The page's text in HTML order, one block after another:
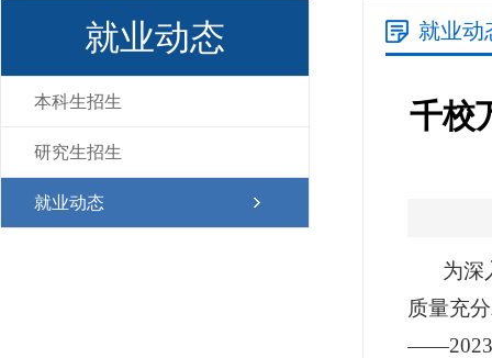
就业动态
本科生招生
研究生招生
就业动态
就业动
千校
为深
质量充
——2023